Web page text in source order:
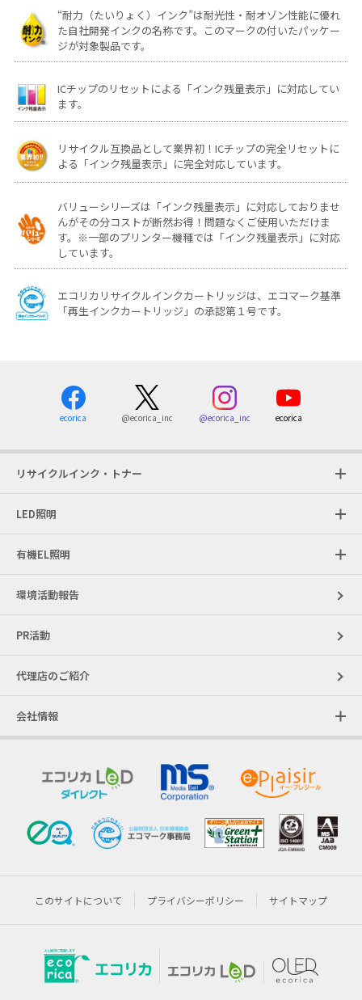
“耐力（たいりょく）インク”は耐光性・耐オゾン性能に優れ
た自社開発インクの名称です。このマークの付いたパッケー
ジが対象製品です。
ICチップのリセットによる「インク残量表示」に対応してい
ます。
リサイクル互換品として業界初！ICチップの完全リセットに
よる「インク残量表示」に完全対応しています。
バリューシリーズは「インク残量表示」に対応しておりませ
んがその分コストが断然お得！問題なくご使用いただけま
す。※一部のプリンター機種では「インク残量表示」に対応
しています。
エコリカリサイクルインクカートリッジは、エコマーク基準
「再生インクカートリッジ」の承認第１号です。
ecorica @ecorica_inc @ecorica_inc ecorica
リサイクルインク・トナー
LED照明
有機EL照明
環境活動報告
PR活動
代理店のご紹介
会社情報
このサイトについて プライバシーポリシー サイトマップ